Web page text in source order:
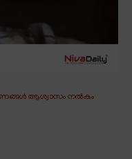
ആശ്വാസം നൽകും